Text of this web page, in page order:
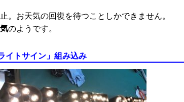
。お天気の回復を待つことしかできません。
のようです。
イトサイン」組み込み